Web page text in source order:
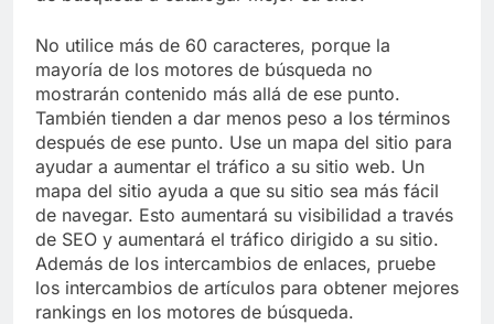
No utilice más de 60 caracteres, porque la
mayoría de los motores de búsqueda no
mostrarán contenido más allá de ese punto.
También tienden a dar menos peso a los términos
después de ese punto. Use un mapa del sitio para
ayudar a aumentar el tráfico a su sitio web. Un
mapa del sitio ayuda a que su sitio sea más fácil
de navegar. Esto aumentará su visibilidad a través
de SEO y aumentará el tráfico dirigido a su sitio.
Además de los intercambios de enlaces, pruebe
los intercambios de artículos para obtener mejores
rankings en los motores de búsqueda.